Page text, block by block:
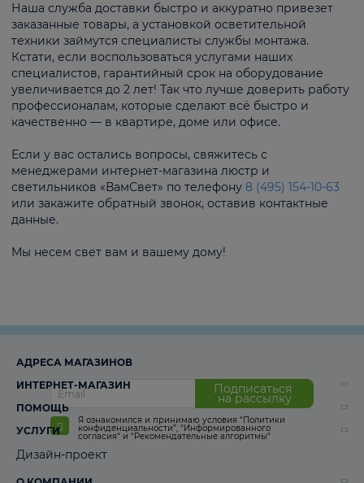
Наша служба доставки быстро и аккуратно привезет
заказанные товары, а установкой осветительной
техники займутся специалисты службы монтажа.
Кстати, если воспользоваться услугами наших
специалистов, гарантийный срок на оборудование
увеличивается до 2 лет! Так что лучше доверить работу
профессионалам, которые сделают всё быстро и
качественно — в квартире, доме или офисе.
Если у вас остались вопросы, свяжитесь с
менеджерами интернет-магазина люстр и
светильников «ВамСвет» по телефону 8 (495) 154-10-63
или закажите обратный звонок, оставив контактные
данные.
Мы несем свет вам и вашему дому!
Подписаться
на рассылку
Я ознакомился и принимаю условия “Политики
конфиденциальности”, “Информированного
согласия“ и “Рекомендательные алгоритмы“
АДРЕСА МАГАЗИНОВ
ИНТЕРНЕТ-МАГАЗИН
ПОМОЩЬ
УСЛУГИ
Дизайн-проект